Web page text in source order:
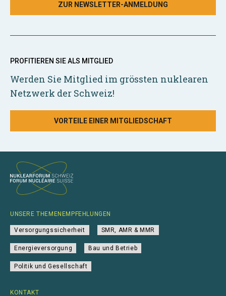
ZUR NEWSLETTER-ANMELDUNG
PROFITIEREN SIE ALS MITGLIED
Werden Sie Mitglied im grössten nuklearen
Netzwerk der Schweiz!
VORTEILE EINER MITGLIEDSCHAFT
KONTAKT
UNSERE THEMENEMPFEHLUNGEN
Versorgungssicherheit SMR, AMR & MMR
Energieversorgung Bau und Betrieb
Politik und Gesellschaft